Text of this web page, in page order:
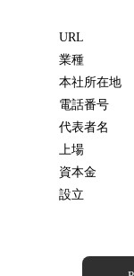
URL
業種
本社所在地
電話番号
代表者名
上場
資本金
設立